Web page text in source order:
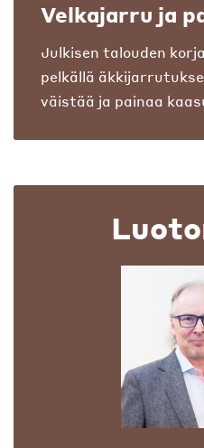
Velkajarru ja
Julkisen talouden
pelkällä
väistää ja painaa